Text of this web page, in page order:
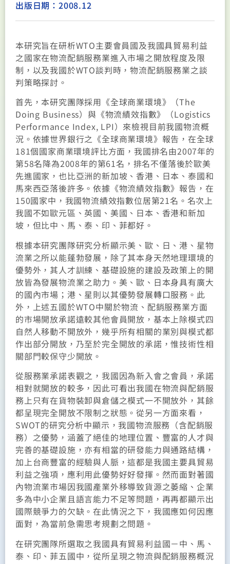
出版日期：2008.12
本研究旨在研析WTO主要會員國及我國具貿易利益
之國家在物流配銷服務業進入市場之開放程度及限
制，以及我國於WTO談判時，物流配銷服務業之談
判策略探討。
首先，本研究團隊採用《全球商業環境》（The
Doing Business）與《物流績效指數》（Logistics
Performance Index, LPI）來檢視目前我國物流概
況。依據世界銀行之《全球商業環境》報告，在全球
181個國家商業環境評比方面，我國排名由2007年的
第58名降為2008年的第61名，排名不僅落後於歐美
先進國家，也比亞洲的新加坡、香港、日本、泰國和
馬來西亞落後許多。依據《物流績效指數》報告，在
150國家中，我國物流績效指數位居第21名。名次上
我國不如歐元區、英國、美國、日本、香港和新加
坡，但比中、馬、泰、印、菲都好。
根據本研究團隊研究分析顯示美、歐、日、港、星物
流業之所以能蓬勃發展，除了其本身天然地理環境的
優勢外，其人才訓練、基礎設施的建設及政策上的開
放皆為發展物流業之助力。美、歐、日本身具有廣大
的國內市場；港、星則以其優勢發展轉口服務。此
外，上述五國於WTO中關於物流、配銷服務業方面
的市場開放承諾遠較其他會員開放，基本上除模式四
自然人移動不開放外，幾乎所有相關的業別與模式都
作出部分開放，乃至於完全開放的承諾，惟技術性相
關部門較保守少開放。
從服務業承諾表觀之，我國因為新入會之會員，承諾
相對就開放的較多，因此可看出我國在物流與配銷服
務上只有在貨物裝卸與倉儲之模式一不開放外，其餘
都呈現完全開放不限制之狀態。從另一方面來看，
SWOT的研究分析中顯示，我國物流服務（含配銷服
務）之優勢，涵蓋了絕佳的地理位置、豐富的人才與
完善的基礎設施，亦有相當的研發能力與通路結構，
加上台商豐富的經驗與人脈，這都是我國主要具貿易
利益之強項，應利用此優勢好好發揮。然而面對著國
內物流業市場因我國產業外移導致貨源之萎縮、企業
多為中小企業且語言能力不足等問題，再再都顯示出
國際競爭力的欠缺。在此情況之下，我國應如何因應
面對，為當前急需思考規劃之問題。
在研究團隊所選取之我國具有貿易利益國－中、馬、
泰、印、菲五國中，從所呈現之物流與配銷服務概況